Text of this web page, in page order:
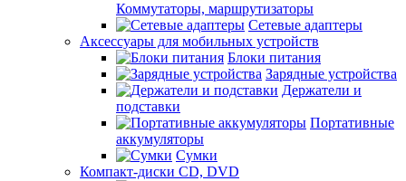
Коммутаторы, маршрутизаторы
Сетевые адаптеры
Аксессуары для мобильных устройств
Блоки питания
Зарядные устройства
Держатели и
подставки
Портативные
аккумуляторы
Сумки
Компакт-диски CD, DVD